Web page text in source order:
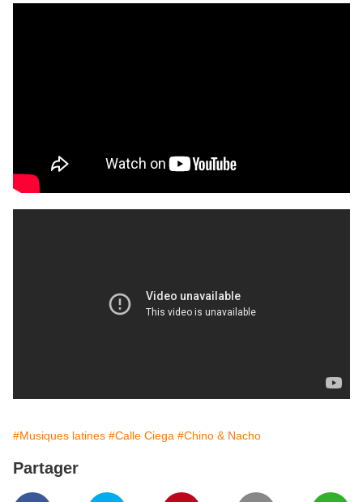
#Musiques latines #Calle Ciega #Chino & Nacho
Partager